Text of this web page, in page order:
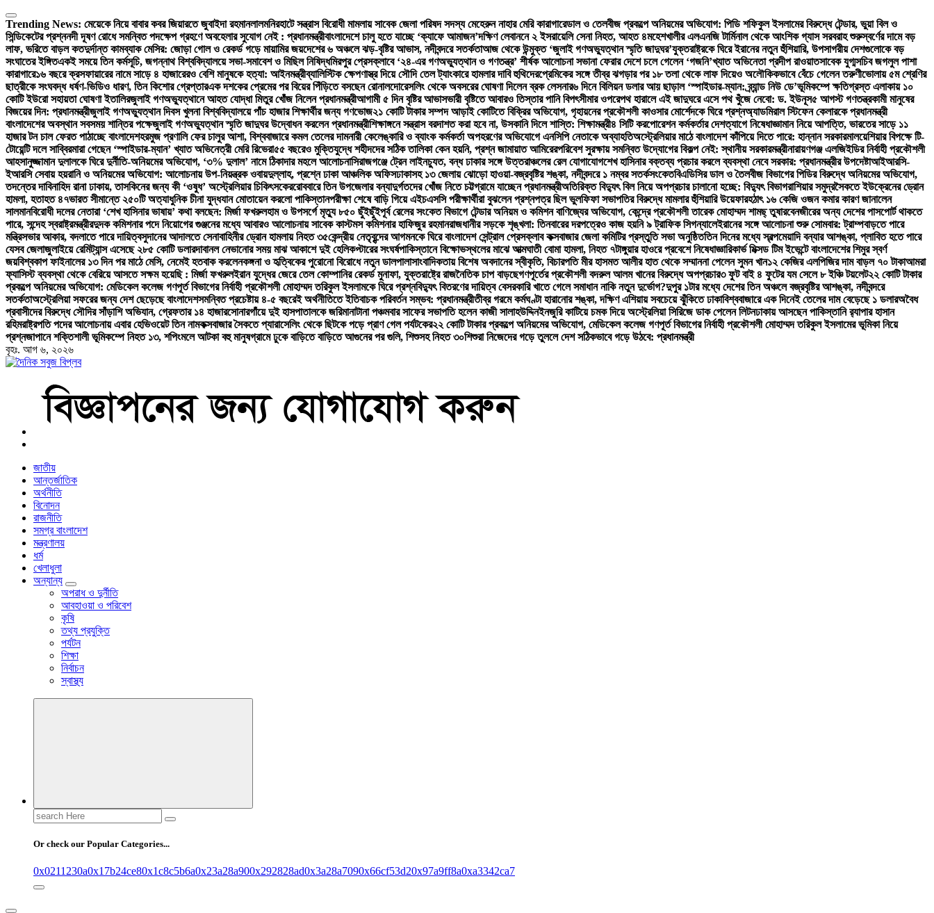
Skip
to
content
Trending News: মেয়েকে নিয়ে বাবার কবর জিয়ারতে জুবাইদা রহমানলালমনিরহাটে সন্ত্রাস বিরোধী মামলায় সাবেক জেলা পরিষদ সদস্য মেহেরুন নাহার মেরি কারাগারেডাল ও তেলবীজ প্রকল্পে অনিয়মের অভিযোগ: পিডি শফিকুল ইসলামের বিরুদ্ধে টেন্ডার, ভুয়া বিল ও
সিন্ডিকেটের প্রশ্ননদী দূষণ রোধে সমন্বিত পদক্ষেপ গ্রহণে অবহেলার সুযোগ নেই : প্রধানমন্ত্রীবাংলাদেশে চালু হতে যাচ্ছে ‘ক্যাফে আমাজন’দক্ষিণ লেবাননে ২ ইসরায়েলি সেনা নিহত, আহত ৪মহেশখালীর এলএনজি টার্মিনাল থেকে আংশিক গ্যাস সরবরাহ শুরুস্বর্ণের দামে বড়
লাফ, ভরিতে বাড়ল কতদুর্দান্ত কামব্যাক মেসির: জোড়া গোল ও রেকর্ড গড়ে মায়ামির জয়দেশের ৬ অঞ্চলে ঝড়-বৃষ্টির আভাস, নদীবন্দরে সতর্কতাআজ থেকে উন্মুক্ত ‘জুলাই গণঅভ্যুত্থান স্মৃতি জাদুঘর’যুক্তরাষ্ট্রকে ঘিরে ইরানের নতুন হুঁশিয়ারি, উপসাগরীয় দেশগুলোকে বড়
সংঘাতের ইঙ্গিতএকই সময়ে তিন কর্মসূচি, জগন্নাথ বিশ্ববিদ্যালয়ে সভা-সমাবেশ ও মিছিল নিষিদ্ধমিরপুর প্রেসক্লাবে ‘২৪-এর গণঅভ্যুত্থান ও গণতন্ত্র’ শীর্ষক আলোচনা সভানা ফেরার দেশে চলে গেলেন ‘গজনি’খ্যাত অভিনেতা প্রদীপ রাওয়াতসাবেক যুগ্মসচিব জগলুল পাশা
কারাগারে১৬ বছরে ক্রসফায়ারের নামে সাড়ে ৪ হাজারেরও বেশি মানুষকে হত্যা: আইনমন্ত্রীব্যালিস্টিক ক্ষেপণাস্ত্র দিয়ে সৌদি তেল ট্যাংকারে হামলার দাবি হুথিদেরপ্রেমিকের সঙ্গে তীব্র ঝগড়ার পর ১৮ তলা থেকে লাফ দিয়েও অলৌকিকভাবে বেঁচে গেলেন তরুণীভোলায় ৫ম শ্রেণির
ছাত্রীকে সংঘবদ্ধ ধর্ষণ-ভিডিও ধারণ, তিন কিশোর গ্রেপ্তারএক দশকের প্রেমের পর বিয়ের পিঁড়িতে বসছেন রোনালদোরেসলিং থেকে অবসরের ঘোষণা দিলেন ব্রক লেসনার৬ দিনে বিলিয়ন ডলার আয় ছাড়াল ‘স্পাইডার-ম্যান: ব্র্যান্ড নিউ ডে’ভূমিকম্পে ক্ষতিগ্রস্ত এলাকায় ১০
কোটি ইউরো সহায়তা ঘোষণা ইতালিরজুলাই গণঅভ্যুত্থানে আহত যোদ্ধা মিতুর খোঁজ নিলেন প্রধানমন্ত্রীআগামী ৫ দিন বৃষ্টির আভাসভারী বৃষ্টিতে আবারও তিস্তার পানি বিপৎসীমার ওপরেপথ হারালে এই জাদুঘরে এসে পথ খুঁজে নেবো: ড. ইউনূস৫ আগস্ট গণতন্ত্রকামী মানুষের
বিজয়ের দিন: প্রধানমন্ত্রীজুলাই গণঅভ্যুত্থান দিবস খুলনা বিশ্ববিদ্যালয়ে পাঁচ হাজার শিক্ষার্থীর জন্য গণভোজ২১ কোটি টাকার সম্পদ আড়াই কোটিতে বিক্রির অভিযোগ, গৃহায়নের প্রকৌশলী কাওসার মোর্শেদকে ঘিরে প্রশ্নঅ্যাডমিরাল স্টিফেন কেলারকে প্রধানমন্ত্রী
বাংলাদেশের অবস্থান সবসময় শান্তির পক্ষেজুলাই গণঅভ্যুত্থান স্মৃতি জাদুঘর উদ্বোধন করলেন প্রধানমন্ত্রীশিক্ষাঙ্গনে সন্ত্রাস বরদাশত করা হবে না, উসকানি দিলে শাস্তি: শিক্ষামন্ত্রী৪ সিটি করপোরেশন কর্মকর্তার দেশত্যাগে নিষেধাজ্ঞামান নিয়ে আপত্তি, ভারতের সাড়ে ১১
হাজার টন চাল ফেরত পাঠাচ্ছে বাংলাদেশহরমুজ প্রণালি ফের চালুর আশা, বিশ্ববাজারে কমল তেলের দামনারী কেলেঙ্কারি ও ব্যাংক কর্মকর্তা অপহরণের অভিযোগে এনসিপি নেতাকে অব্যাহতিঅস্ট্রেলিয়ার মাঠে বাংলাদেশ কাঁপিয়ে দিতে পারে: হান্নান সরকারমালয়েশিয়ার বিপক্ষে টি-
টোয়েন্টি দলে সাব্বিরমারা গেছেন ‘স্পাইডার-ম্যান’ খ্যাত অভিনেত্রী মেরি রিভেরা৫৫ বছরেও মুক্তিযুদ্ধে শহীদদের সঠিক তালিকা কেন হয়নি, প্রশ্ন জামায়াত আমিরেরপরিবেশ সুরক্ষায় সমন্বিত উদ্যোগের বিকল্প নেই: স্থানীয় সরকারমন্ত্রীনারায়ণগঞ্জ এলজিইডির নির্বাহী প্রকৌশলী
আহসানুজ্জামান দুলালকে ঘিরে দুর্নীতি-অনিয়মের অভিযোগ, ‘৩% দুলাল’ নামে ঠিকাদার মহলে আলোচনাসিরাজগঞ্জে ট্রেন লাইনচ্যুত, বন্ধ ঢাকার সঙ্গে উত্তরাঞ্চলের রেল যোগাযোগশেখ হাসিনার বক্তব্য প্রচার করলে ব্যবস্থা নেবে সরকার: প্রধানমন্ত্রীর উপদেষ্টাআইআরসি-
ইআরসি সেবায় হয়রানি ও অনিয়মের অভিযোগ: আলোচনায় উপ-নিয়ন্ত্রক ওবায়দুল্লাহ, প্রশ্নে ঢাকা আঞ্চলিক অফিসঢাকাসহ ১৩ জেলায় ঝোড়ো হাওয়া-বজ্রবৃষ্টির শঙ্কা, নদীবন্দরে ১ নম্বর সতর্কসংকেতবিএডিসির ডাল ও তৈলবীজ বিভাগের পিডির বিরুদ্ধে অনিয়মের অভিযোগ,
তদন্তের দাবিনাহিদ রানা ঢাকায়, তাসকিনের জন্য কী ‘ওষুধ’ অস্ট্রেলিয়ার চিকিৎসকেররোববারে তিন উপজেলার বন্যাদুর্গতদের খোঁজ নিতে চট্টগ্রামে যাচ্ছেন প্রধানমন্ত্রীঅতিরিক্ত বিদ্যুৎ বিল নিয়ে অপপ্রচার চালানো হচ্ছে: বিদ্যুৎ বিভাগরাশিয়ার সমুদ্রসৈকতে ইউক্রেনের ড্রোন
হামলা, হতাহত ৪৭ভারত সীমান্তে ২৫০টি অত্যাধুনিক চীনা যুদ্ধযান মোতায়েন করলো পাকিস্তানপরীক্ষা শেষে বাড়ি গিয়ে এইচএসসি পরীক্ষার্থীরা বুঝলেন প্রশ্নপত্র ছিল ভুলফিফা সভাপতির বিরুদ্ধে মামলার হুঁশিয়ারি উয়েফারহঠাৎ ১৬ কেজি ওজন কমার কারণ জানালেন
সালমানবিরোধী দলের নেতারা ‘শেখ হাসিনার ভাষায়’ কথা বলছেন: মির্জা ফখরুলহাম ও উপসর্গে মৃত্যু ৮৫০ ছুঁইছুঁইপূর্ব রেলের সংকেত বিভাগে টেন্ডার অনিয়ম ও কমিশন বাণিজ্যের অভিযোগ, কেন্দ্রে প্রকৌশলী তারেক মোহাম্মদ শামছ্ তুষারবেনজীরের অন্য দেশের পাসপোর্ট থাকতে
পারে, সন্দেহ স্বরাষ্ট্রমন্ত্রীরদুদক কমিশনার পদে নিয়োগের গুঞ্জনের মধ্যে আবারও আলোচনায় সাবেক কাস্টমস কমিশনার হাফিজুর রহমানরাজধানীর সড়কে শৃঙ্খলা: তিনবারের দরপত্রেও কাজ হয়নি ৯ ট্রাফিক সিগন্যালেইরানের সঙ্গে আলোচনা শুরু সোমবার: ট্রাম্পবাড়তে পারে
মন্ত্রিসভার আকার, বদলাতে পারে দায়িত্বসুদানের আদালতে সেনাবাহিনীর ড্রোন হামলায় নিহত ৩৫কেন্দ্রীয় নেতৃবৃন্দের আগমনকে ঘিরে বাংলাদেশ সেন্ট্রাল প্রেসক্লাব কক্সবাজার জেলা কমিটির প্রস্তুতি সভা অনুষ্ঠিততিন দিনের মধ্যে স্বল্পমেয়াদি বন্যার আশঙ্কা, প্লাবিত হতে পারে
যেসব জেলাজুলাইয়ে রেমিট্যান্স এসেছে ২৮৫ কোটি ডলারদাবানল নেভানোর সময় মাঝ আকাশে দুই হেলিকপ্টারের সংঘর্ষপাকিস্তানে বিক্ষোভস্থলের মাঝে আত্মঘাতী বোমা হামলা, নিহত ৭টাঙ্গুয়ার হাওরে প্রবেশে নিষেধাজ্ঞারিকার্ভ মিক্সড টিম ইভেন্টে বাংলাদেশের শিমুর স্বর্ণ
জয়বিশ্বকাপ ফাইনালের ১৩ দিন পর মাঠে মেসি, নেমেই হতবাক করলেনকঙ্গনা ও হৃত্বিকের পুরোনো বিরোধে নতুন ডালপালাসাংবাদিকতায় বিশেষ অবদানের স্বীকৃতি, বিচারপতি মীর হাসমত আলীর হাত থেকে সম্মাননা পেলেন সুমন খান১২ কেজির এলপিজির দাম বাড়ল ৭০ টাকাআমরা
ফ্যাসিস্ট ব্যবস্থা থেকে বেরিয়ে আসতে সক্ষম হয়েছি : মির্জা ফখরুলইরান যুদ্ধের জেরে তেল কোম্পানির রেকর্ড মুনাফা, যুক্তরাষ্ট্রে রাজনৈতিক চাপ বাড়ছেগণপূর্তের প্রকৌশলী বদরুল আলম খানের বিরুদ্ধে অপপ্রচার৩ ফুট বাই ৪ ফুটের যম সেলে ৮ ইঞ্চি টয়লেট২২ কোটি টাকার
প্রকল্পে অনিয়মের অভিযোগ: মেডিকেল কলেজ গণপূর্ত বিভাগের নির্বাহী প্রকৌশলী মোহাম্মদ তরিকুল ইসলামকে ঘিরে প্রশ্নবিদ্যুৎ বিতরণের দায়িত্ব বেসরকারি খাতে গেলে সমাধান নাকি নতুন দুর্ভোগ?দুপুর ১টার মধ্যে দেশের তিন অঞ্চলে বজ্রবৃষ্টির আশঙ্কা, নদীবন্দরে
সতর্কতাঅস্ট্রেলিয়া সফরের জন্য দেশ ছেড়েছে বাংলাদেশসমন্বিত প্রচেষ্টায় ৪-৫ বছরেই অর্থনীতিতে ইতিবাচক পরিবর্তন সম্ভব: প্রধানমন্ত্রীতীব্র গরমে কর্মঘণ্টা হারানোর শঙ্কা, দক্ষিণ এশিয়ায় সবচেয়ে ঝুঁকিতে ঢাকাবিশ্ববাজারে এক দিনেই তেলের দাম বেড়েছে ১ ডলারঅবৈধ
প্রবাসীদের বিরুদ্ধে সৌদির সাঁড়াশি অভিযান, গ্রেফতার ১৪ হাজারসোনারগাঁয়ে দুই হাসপাতালকে জরিমানাটানা পঞ্চমবার সাফের সভাপতি হলেন কাজী সালাহউদ্দিনইনজুরি কাটিয়ে চমক দিয়ে অস্ট্রেলিয়া সিরিজে ডাক পেলেন লিটনঢাকায় আসছেন পাকিস্তানি র‍্যাপার হাসান
রহিমরাষ্ট্রপতি পদের আলোচনায় এবার হেভিওয়েট তিন নামকক্সবাজার সৈকতে প্যারাসেলিং থেকে ছিটকে পড়ে প্রাণ গেল পর্যটকের২২ কোটি টাকার প্রকল্পে অনিয়মের অভিযোগ, মেডিকেল কলেজ গণপূর্ত বিভাগের নির্বাহী প্রকৌশলী মোহাম্মদ তরিকুল ইসলামের ভূমিকা নিয়ে
প্রশ্নজাপানে শক্তিশালী ভূমিকম্পে নিহত ১৩, শপিংমলে আটকা বহু মানুষগ্রামে ঢুকে বাড়িতে বাড়িতে আগুনের পর গুলি, শিশুসহ নিহত ৩০শিশুরা নিজেদের গড়ে তুললে দেশ সঠিকভাবে গড়ে উঠবে: প্রধানমন্ত্রী
বৃহঃ. আগ ৬, ২০২৬
বাংলা নিউজ পেপার
জাতীয়
আন্তর্জাতিক
অর্থনীতি
বিনোদন
রাজনীতি
সমগ্র বাংলাদেশ
মন্ত্রণালয়
ধর্ম
খেলাধুলা
অন্যান্য
অপরাধ ও দুর্নীতি
আবহাওয়া ও পরিবেশ
কৃষি
তথ্য প্রযুক্তি
পর্যটন
শিক্ষা
নির্বাচন
স্বাস্থ্য
Search
for:
Or check our Popular Categories...
0x0211230a0x17b24ce80x1c8c5b6a0x23a28a900x292828ad0x3a28a7090x66cf53d20x97a9ff8a0xa3342ca7